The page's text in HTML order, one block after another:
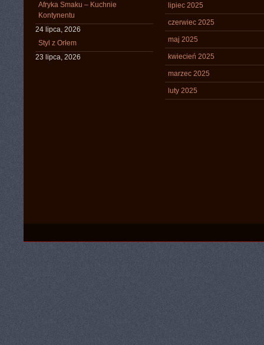
Afryka Smaku – Kuchnie
Kontynentu
24 lipca, 2026
Styl z Orłem
23 lipca, 2026
lipiec 2025
czerwiec 2025
maj 2025
kwiecień 2025
marzec 2025
luty 2025